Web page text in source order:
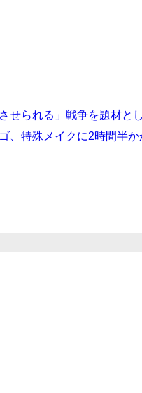
せられる」戦争を題材と
、特殊メイクに2時間半か